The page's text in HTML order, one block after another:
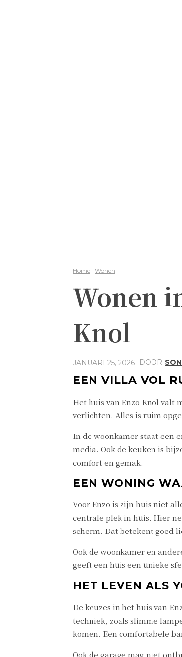
Home Wonen
Wonen
Knol
JANUARI 25, 2026 DOOR
EEN VILLA VOL
Het huis van Enzo Knol valt
verlichten. Alles is ruim
In de woonkamer staat een
media. Ook de keuken is
comfort en gemak.
EEN WONING
Voor Enzo is zijn huis niet
centrale plek in huis. Hier
scherm. Dat betekent goed
Ook de woonkamer en
geeft een huis een unieke
HET LEVEN ALS
De keuzes in het huis van
techniek, zoals slimme
komen. Een comfortabele
Ook de garage mag niet